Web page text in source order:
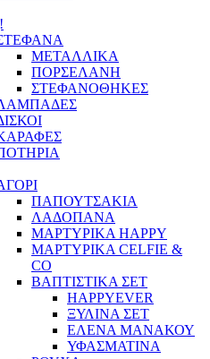
ΜΕΤΑΛΛΙΚΑ
ΠΟΡΣΕΛΑΝΗ
ΣΤΕΦΑΝΟΘΗΚΕΣ
ΠΑΠΟΥΤΣΑΚΙΑ
ΛΑΔΟΠΑΝΑ
ΜΑΡΤΥΡΙΚΑ HAPPY
ΜΑΡΤΥΡΙΚΑ CELFIE &
CO
ΒΑΠΤΙΣΤΙΚΑ ΣΕΤ
HAPPYEVER
ΞΥΛΙΝΑ ΣΕΤ
ΕΛΕΝΑ ΜΑΝΑΚΟΥ
ΥΦΑΣΜΑΤΙΝΑ